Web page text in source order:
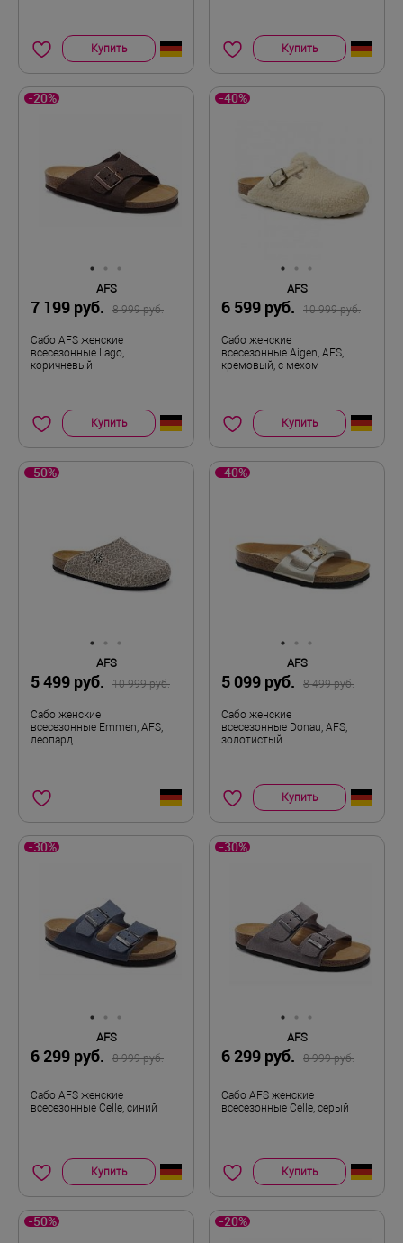
Купить Купить
-20%
AFS
7 199 руб. 8 999 руб.
Сабо AFS женские
всесезонные Lago,
коричневый
Купить
-40%
AFS
6 599 руб. 10 999 руб.
Сабо женские
всесезонные Aigen, AFS,
кремовый, с мехом
Купить
-50%
AFS
5 499 руб. 10 999 руб.
Сабо женские
всесезонные Emmen, AFS,
леопард
-40%
AFS
5 099 руб. 8 499 руб.
Сабо женские
всесезонные Donau, AFS,
золотистый
Купить
-30%
AFS
6 299 руб. 8 999 руб.
Сабо AFS женские
всесезонные Celle, синий
Купить
-30%
AFS
6 299 руб. 8 999 руб.
Сабо AFS женские
всесезонные Celle, серый
Купить
-50% -20%